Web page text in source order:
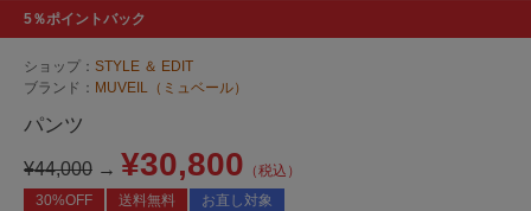
5％ポイントバック
ショップ： STYLE ＆ EDIT
ブランド： MUVEIL（ミュベール）
パンツ
¥44,000 → ¥30,800 （税込）
30%OFF
送料無料 お直し対象